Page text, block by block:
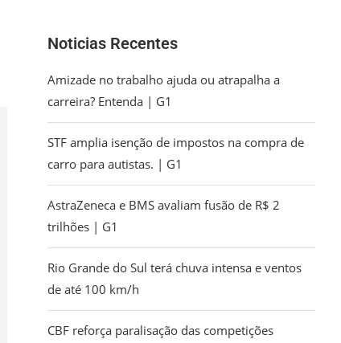
Noticias Recentes
Amizade no trabalho ajuda ou atrapalha a
carreira? Entenda | G1
STF amplia isenção de impostos na compra de
carro para autistas. | G1
AstraZeneca e BMS avaliam fusão de R$ 2
trilhões | G1
Rio Grande do Sul terá chuva intensa e ventos
de até 100 km/h
CBF reforça paralisação das competições